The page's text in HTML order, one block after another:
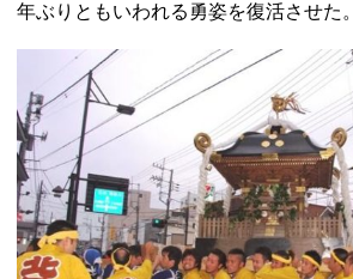
年ぶりともいわれる勇姿を復活させた。